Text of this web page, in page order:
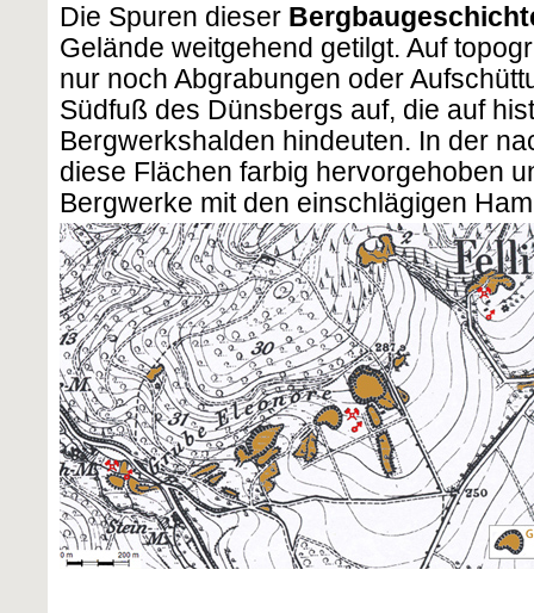
Die Spuren dieser
Gelände weitgehend getilgt. Auf
nur noch Abgrabungen oder
Südfuß des Dünsbergs auf, die auf
Bergwerkshalden hindeuten. In der
diese Flächen farbig hervorgehoben
Bergwerke mit den einschlägigen